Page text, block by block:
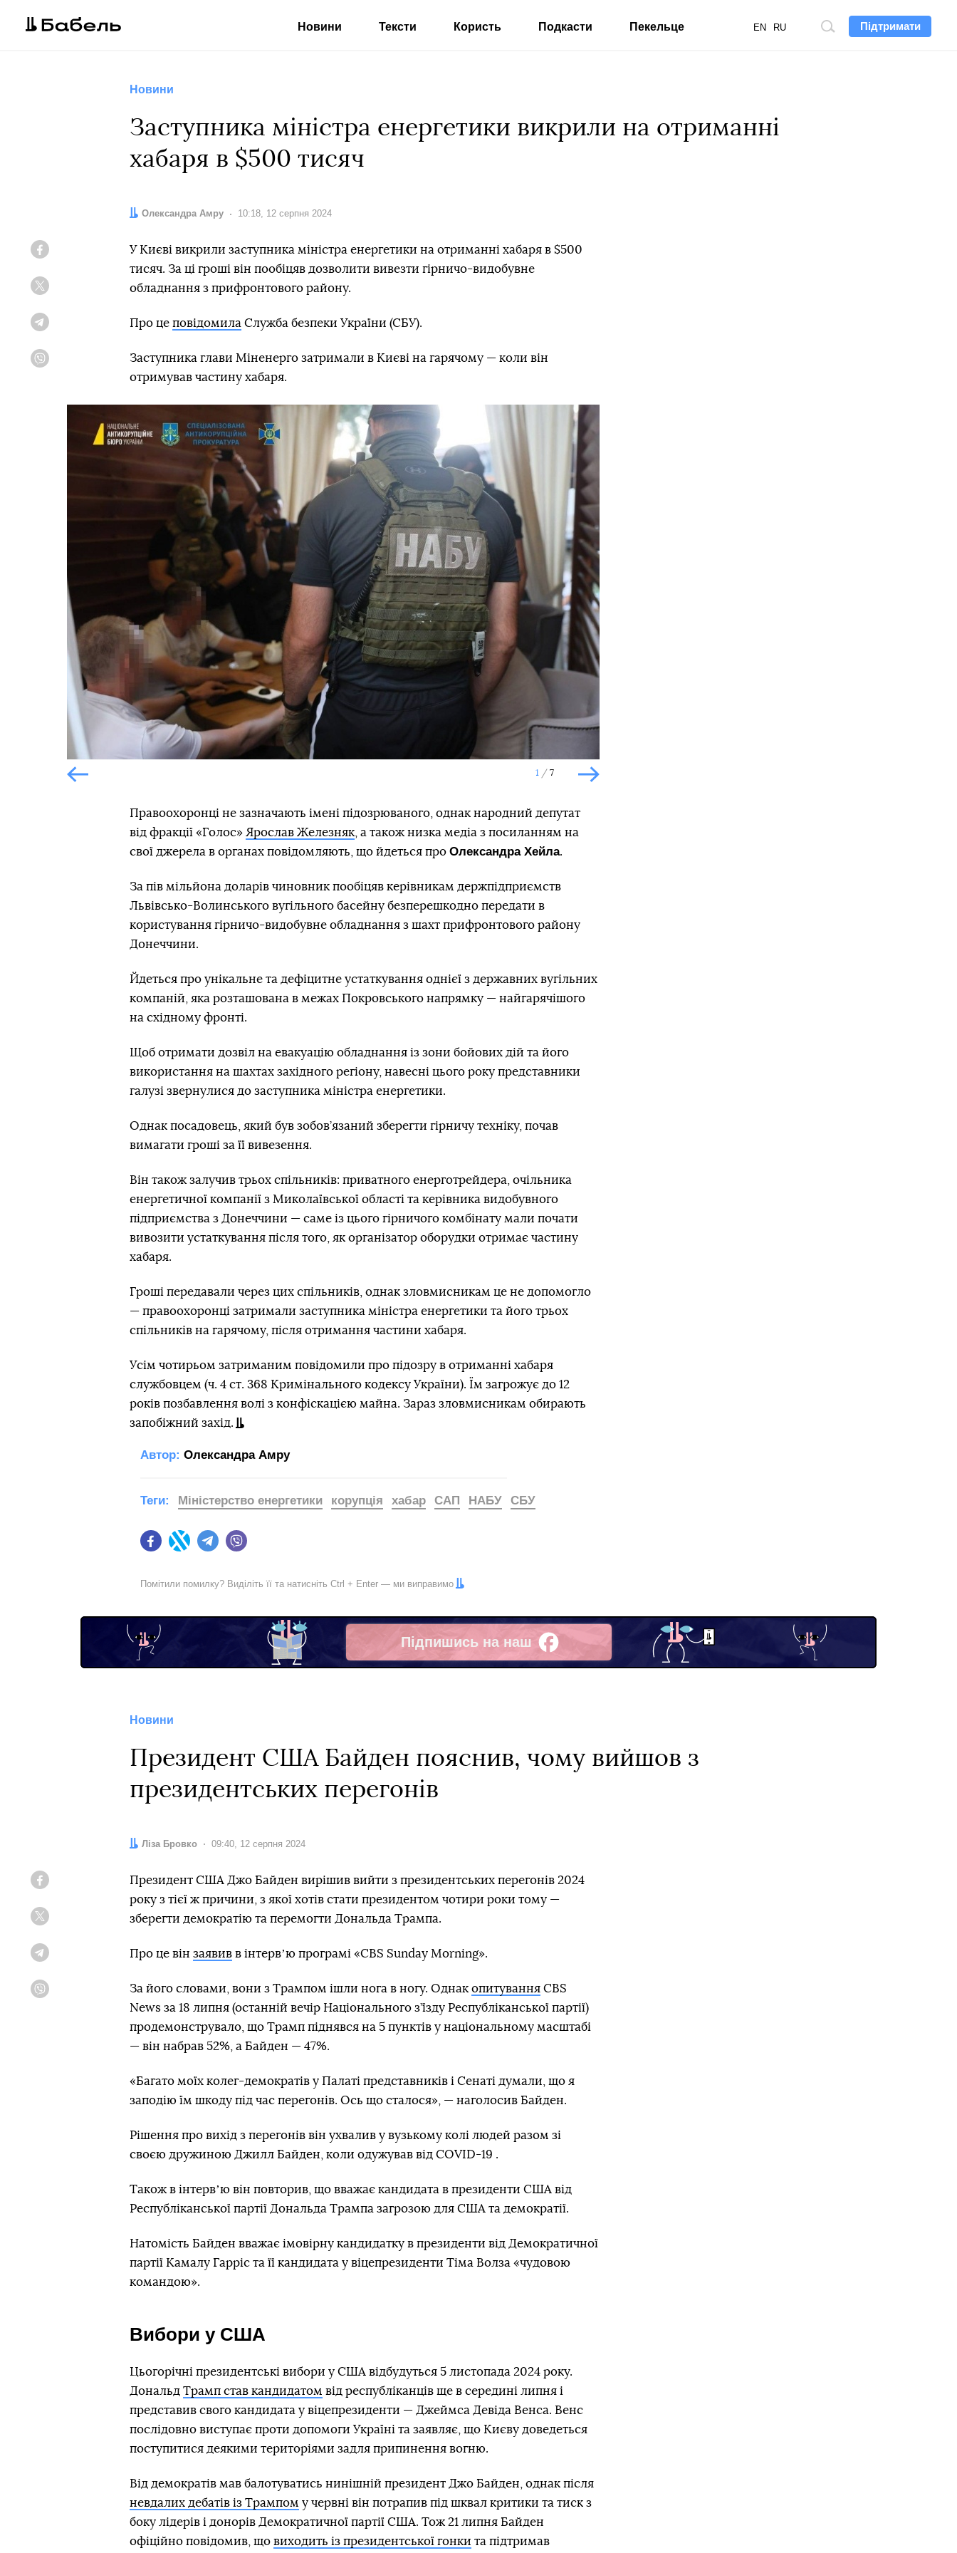
Підтримати
Пошук
EN RU
Новини Тексти Користь Подкасти Пекельце
Новини
Заступника міністра енергетики викрили на отриманні
хабаря в $500 тисяч
Автор:
Олександра Амру Дата:
10:18, 12 серпня 2024
У Києві викрили заступника міністра енергетики на отриманні хабаря в $500
тисяч. За ці гроші він пообіцяв дозволити вивезти гірничо-видобувне
обладнання з прифронтового району.
Про це повідомила Служба безпеки України (СБУ).
Заступника глави Міненерго затримали в Києві на гарячому — коли він
отримував частину хабаря.
1 7
Попередній слайд Наступний слайд
Наступний слайд
Правоохоронці не зазначають імені підозрюваного, однак народний депутат
від фракції «Голос» Ярослав Железняк , а також низка медіа з посиланням на
свої джерела в органах повідомляють, що йдеться про Олександра Хейла.
За пів мільйона доларів чиновник пообіцяв керівникам держпідприємств
Львівсько-Волинського вугільного басейну безперешкодно передати в
користування гірничо-видобувне обладнання з шахт прифронтового району
Донеччини.
Йдеться про унікальне та дефіцитне устаткування однієї з державних вугільних
компаній, яка розташована в межах Покровського напрямку — найгарячішого
на східному фронті.
Щоб отримати дозвіл на евакуацію обладнання із зони бойових дій та його
використання на шахтах західного регіону, навесні цього року представники
галузі звернулися до заступника міністра енергетики.
Однак посадовець, який був зобов’язаний зберегти гірничу техніку, почав
вимагати гроші за її вивезення.
Він також залучив трьох спільників: приватного енерготрейдера, очільника
енергетичної компанії з Миколаївської області та керівника видобувного
підприємства з Донеччини — саме із цього гірничого комбінату мали почати
вивозити устаткування після того, як організатор оборудки отримає частину
хабаря.
Гроші передавали через цих спільників, однак зловмисникам це не допомогло
— правоохоронці затримали заступника міністра енергетики та його трьох
спільників на гарячому, після отримання частини хабаря.
Усім чотирьом затриманим повідомили про підозру в отриманні хабаря
службовцем (ч. 4 ст. 368 Кримінального кодексу України). Їм загрожує до 12
років позбавлення волі з конфіскацією майна. Зараз зловмисникам обирають
запобіжний захід.
Автор: Олександра Амру
FacebookTwitter Telegram
Теги: Міністерство енергетики корупція хабар САП НАБУ СБУ
Помітили помилку? Виділіть її та натисніть Ctrl + Enter — ми виправимо
Підпишись на наш
Facebook
Новини
Президент США Байден пояснив, чому вийшов з
президентських перегонів
Автор:
Ліза Бровко Дата:
09:40, 12 серпня 2024
Президент США Джо Байден вирішив вийти з президентських перегонів 2024
року з тієї ж причини, з якої хотів стати президентом чотири роки тому —
зберегти демократію та перемогти Дональда Трампа.
Про це він заявив в інтервʼю програмі «CBS Sunday Morning».
За його словами, вони з Трампом ішли нога в ногу. Однак опитування CBS
News за 18 липня (останній вечір Національного з’їзду Республіканської партії)
продемонструвало, що Трамп піднявся на 5 пунктів у національному масштабі
— він набрав 52%, а Байден — 47%.
«Багато моїх колег-демократів у Палаті представників і Сенаті думали, що я
заподію їм шкоду під час перегонів. Ось що сталося», — наголосив Байден.
Рішення про вихід з перегонів він ухвалив у вузькому колі людей разом зі
своєю дружиною Джилл Байден, коли одужував від COVID-19 .
Також в інтервʼю він повторив, що вважає кандидата в президенти США від
Республіканської партії Дональда Трампа загрозою для США та демократії.
Натомість Байден вважає імовірну кандидатку в президенти від Демократичної
партії Камалу Гарріс та її кандидата у віцепрезиденти Тіма Волза «чудовою
командою».
Вибори у США
Цьогорічні президентські вибори у США відбудуться 5 листопада 2024 року.
Дональд Трамп став кандидатом від республіканців ще в середині липня і
представив свого кандидата у віцепрезиденти — Джеймса Девіда Венса. Венс
послідовно виступає проти допомоги Україні та заявляє, що Києву доведеться
поступитися деякими територіями задля припинення вогню.
Від демократів мав балотуватись нинішній президент Джо Байден, однак після
невдалих дебатів із Трампом у червні він потрапив під шквал критики та тиск з
боку лідерів і донорів Демократичної партії США. Тож 21 липня Байден
офіційно повідомив, що виходить із президентської гонки та підтримав